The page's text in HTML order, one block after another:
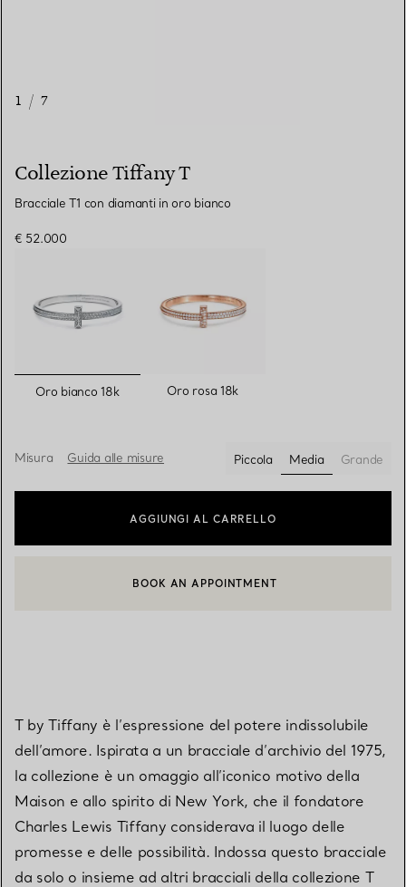
1 / 7
Collezione Tiffany T
Bracciale T1 con diamanti in oro bianco
€ 52.000
selezionato/i
Oro bianco 18k Oro rosa 18k
Misura Guida alle misure Piccola
Media
selezionato/i
Grande
AGGIUNGI AL CARRELLO
CONTATTA UN CONSULENTE CLIENTI O PRENOTA UN
BOOK AN APPOINTMENT
T by Tiffany è l’espressione del potere indissolubile
dell’amore. Ispirata a un bracciale d’archivio del 1975,
la collezione è un omaggio all’iconico motivo della
Maison e allo spirito di New York, che il fondatore
Charles Lewis Tiffany considerava il luogo delle
promesse e delle possibilità. Indossa questo bracciale
da solo o insieme ad altri bracciali della collezione T